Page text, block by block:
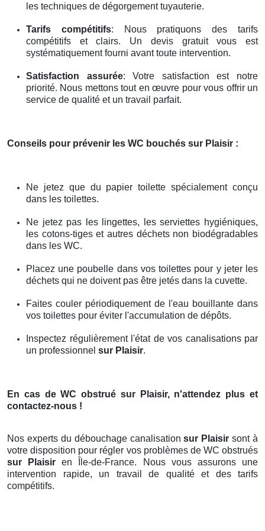
les techniques de dégorgement tuyauterie.
Tarifs compétitifs: Nous pratiquons des tarifs
compétitifs et clairs. Un devis gratuit vous est
systématiquement fourni avant toute intervention.
Satisfaction assurée: Votre satisfaction est notre
priorité. Nous mettons tout en œuvre pour vous offrir un
service de qualité et un travail parfait.
Conseils pour prévenir les WC bouchés sur Plaisir :
Ne jetez que du papier toilette spécialement conçu
dans les toilettes.
Ne jetez pas les lingettes, les serviettes hygiéniques,
les cotons-tiges et autres déchets non biodégradables
dans les WC.
Placez une poubelle dans vos toilettes pour y jeter les
déchets qui ne doivent pas être jetés dans la cuvette.
Faites couler périodiquement de l'eau bouillante dans
vos toilettes pour éviter l'accumulation de dépôts.
Inspectez régulièrement l'état de vos canalisations par
un professionnel sur Plaisir.
En cas de WC obstrué sur Plaisir, n'attendez plus et
contactez-nous !
Nos experts du débouchage canalisationsur Plaisirsont à
votre disposition pour régler vos problèmes de WC obstrués
sur Plaisiren Île-de-France. Nous vous assurons une
intervention rapide, un travail de qualité et des tarifs
compétitifs.